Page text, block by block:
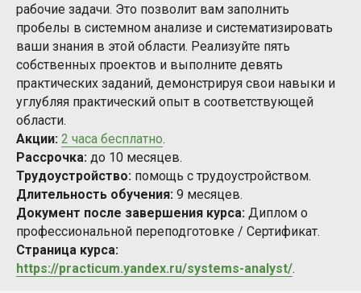
рабочие задачи. Это позволит вам заполнить
пробелы в системном анализе и систематизировать
ваши знания в этой области. Реализуйте пять
собственных проектов и выполните девять
практических заданий, демонстрируя свои навыки и
углубляя практический опыт в соответствующей
области.
Акции: 2 часа бесплатно.
Рассрочка: до 10 месяцев.
Трудоустройство: помощь с трудоустройством.
Длительность обучения: 9 месяцев.
Документ после завершения курса: Диплом о
профессиональной переподготовке / Сертификат.
Страница курса:
https://practicum.yandex.ru/systems-analyst/.